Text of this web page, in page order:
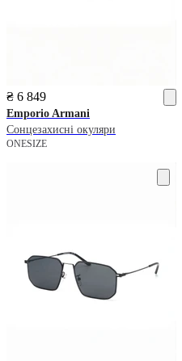
₴ 6 849
Emporio Armani
Сонцезахисні окуляри
ONESIZE